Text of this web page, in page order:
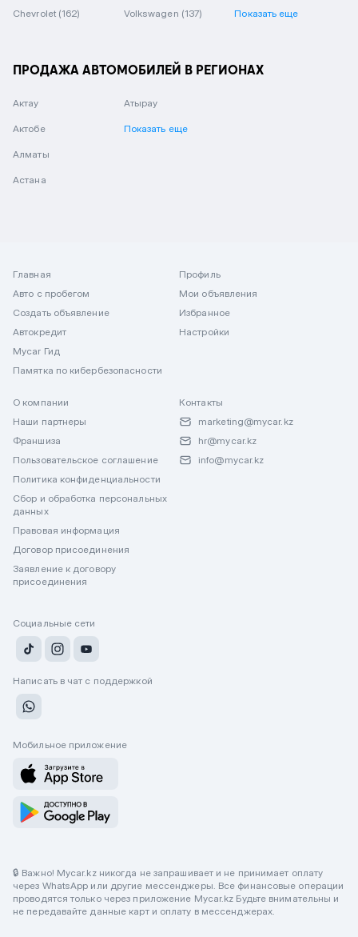
Chevrolet (162) Volkswagen (137) Показать еще
ПРОДАЖА АВТОМОБИЛЕЙ В РЕГИОНАХ
Актау
Актобе
Алматы
Астана
Атырау
Показать еще
Главная
Авто с пробегом
Создать объявление
Автокредит
Mycar Гид
Памятка по кибербезопасности
Профиль
Мои объявления
Избранное
Настройки
О компании
Наши партнеры
Франшиза
Пользовательское соглашение
Политика конфиденциальности
Сбор и обработка персональных
данных
Правовая информация
Договор присоединения
Заявление к договору
присоединения
Контакты
marketing@mycar.kz
hr@mycar.kz
info@mycar.kz
Социальные сети
Написать в чат с поддержкой
Мобильное приложение
🔒 Важно! Mycar.kz никогда не запрашивает и не принимает оплату
через WhatsApp или другие мессенджеры. Все финансовые операции
проводятся только через приложение Mycar.kz Будьте внимательны и
не передавайте данные карт и оплату в мессенджерах.